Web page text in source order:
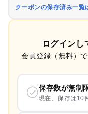
クーポンの保存済み一覧
ログインし
会員登録（無料）
保存数が無制
現在、保存は10